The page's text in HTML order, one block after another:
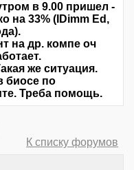
в 9.00 пришел -
на 33% (IDimm Ed,
на др. компе оч
же ситуация.
биосе по
Треба помощь.
К списку форумов